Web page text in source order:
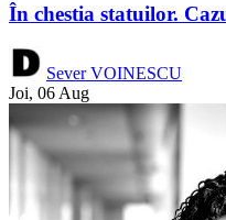
În chestia statuilor.
Sever VOINESCU
Joi, 06 Aug